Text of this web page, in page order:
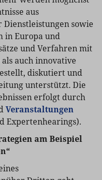
aus
sowie
in Europa und
und Verfahren mit
auch innovative
diskutiert und
unterstützt. Die
erfolgt durch
Veranstaltungen
Expertenhearings).
am Beispiel